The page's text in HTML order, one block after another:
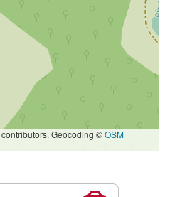
contributors. Geocoding ©OSM